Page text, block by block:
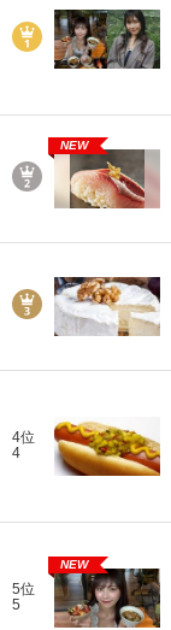
NEW
4位
4
5位
5
NEW